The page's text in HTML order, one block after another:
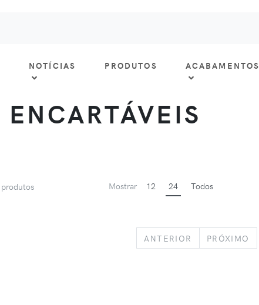
NOTÍCIAS PRODUTOS ACABAMENTOS
ENCARTÁVEIS
produtos Mostrar 12 24 Todos
ANTERIOR PREVIOUS
PRÓXIMO